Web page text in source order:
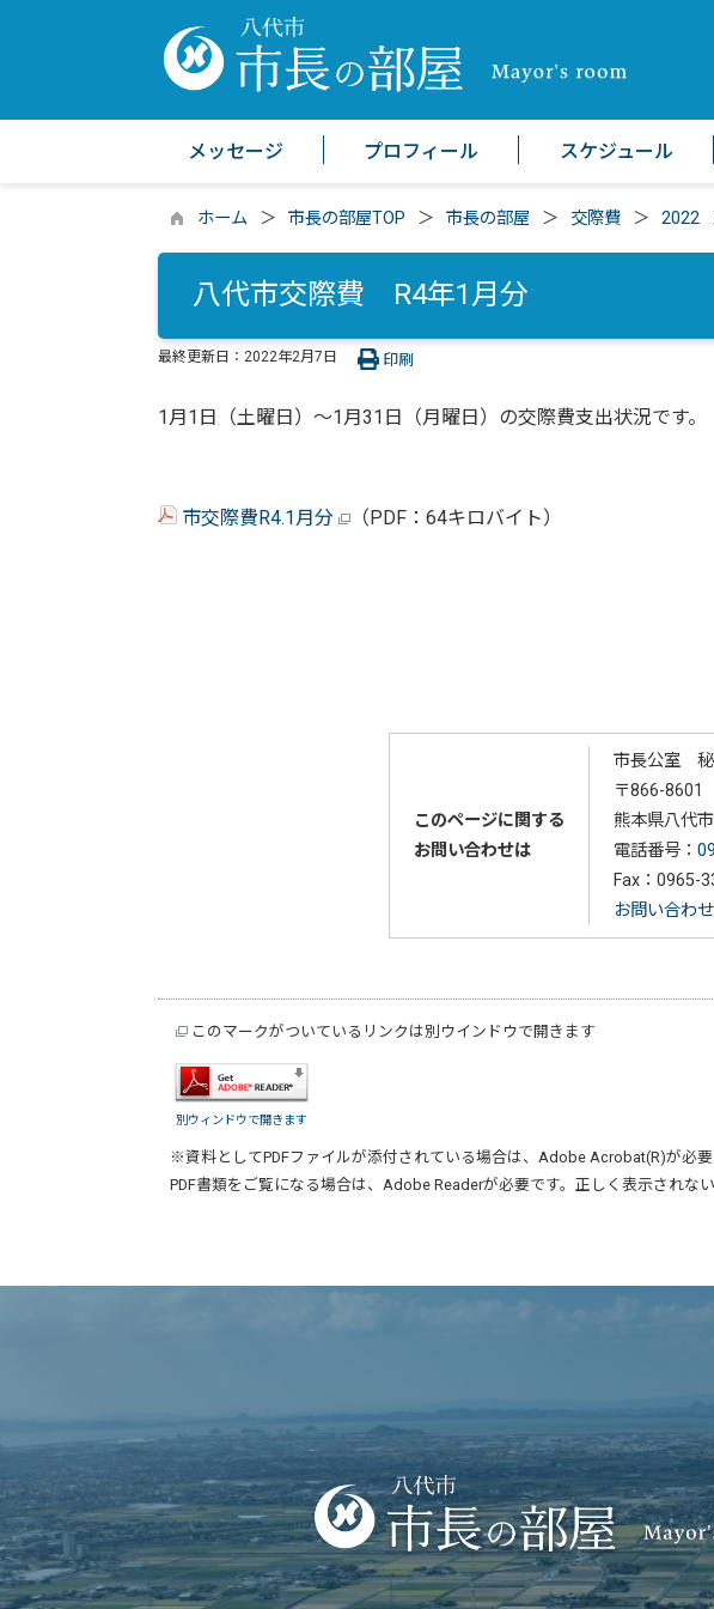
メッセージ プロフィール スケジュール
ホーム 市長の部屋TOP 市長の部屋 交際費 2022
八代市交際費 R4年1月分
最終更新日： 2022年2月7日 印刷
1月1日（土曜日）～1月31日（月曜日）の交際費支出状況です。
市交際費R4.1月分 （PDF：64キロバイト）
このページに関する
お問い合わせは
市長公室 秘
〒866-8601
熊本県八代
電話番号：
Fax：0965-
お問い合わ
このマークがついているリンクは別ウインドウで開きます
別ウィンドウで開きます
※資料としてPDFファイルが添付されている場合は、 Adobe Acrobat(R)が必要
PDF書類をご覧になる場合は、 Adobe Readerが必要です。正しく表示されな